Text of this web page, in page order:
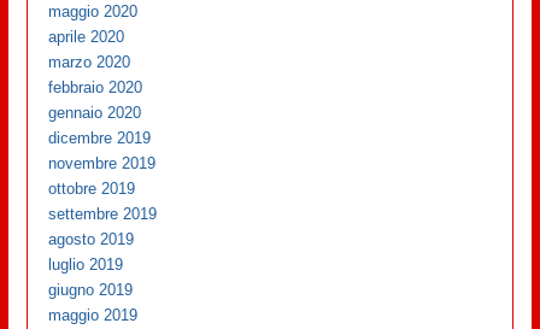
maggio 2020
aprile 2020
marzo 2020
febbraio 2020
gennaio 2020
dicembre 2019
novembre 2019
ottobre 2019
settembre 2019
agosto 2019
luglio 2019
giugno 2019
maggio 2019